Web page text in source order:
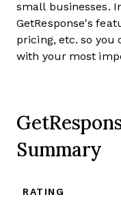
small businesses.
GetResponse's
pricing, etc. so you
with your most
Summary
RATING